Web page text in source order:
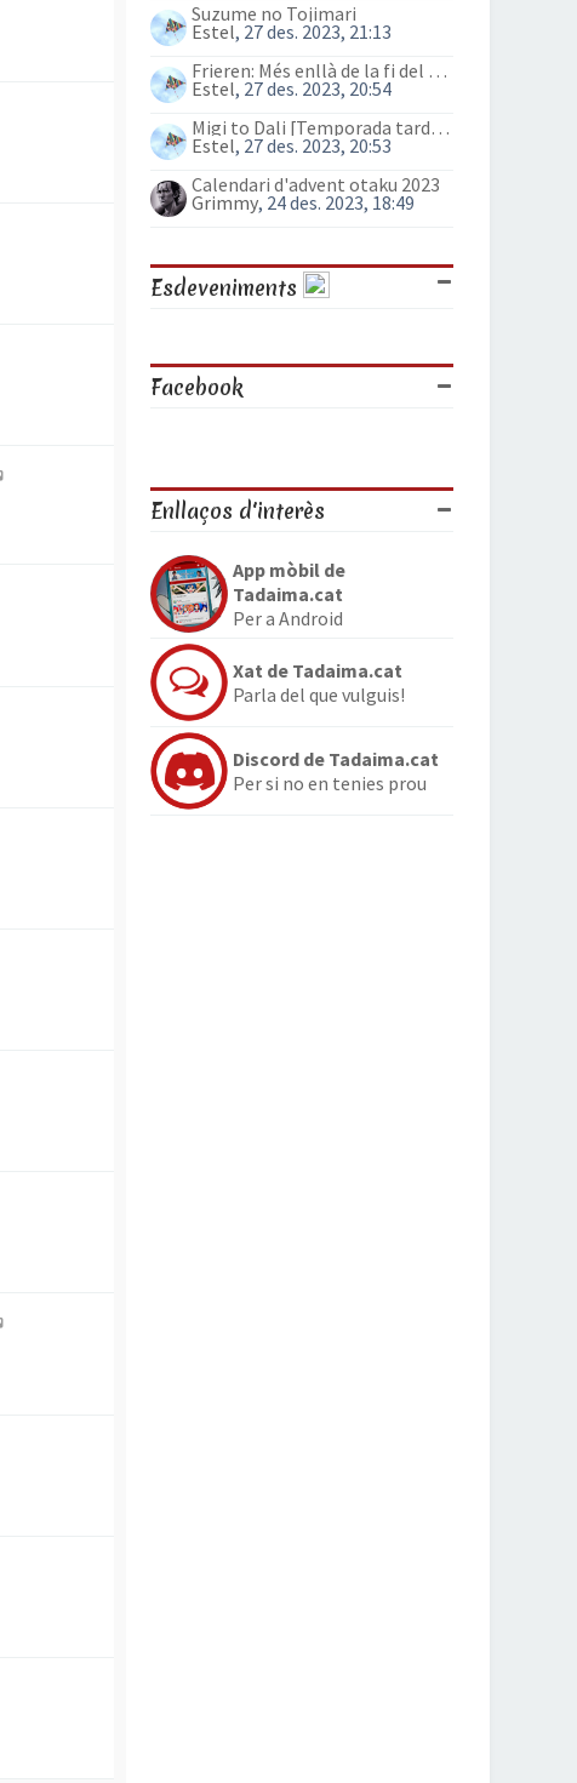
Suzume no Tojimari
Estel, 27 des. 2023, 21:13
Frieren: Més enllà de la fi del viatge (anime)
Estel, 27 des. 2023, 20:54
Migi to Dali [Temporada tardor 2023]
Estel, 27 des. 2023, 20:53
Calendari d'advent otaku 2023
Grimmy, 24 des. 2023, 18:49
Esdeveniments
Facebook
Enllaços d'interès
App mòbil de
Tadaima.cat
Per a Android
Xat de Tadaima.cat
Parla del que vulguis!
Discord de Tadaima.cat
Per si no en tenies prou